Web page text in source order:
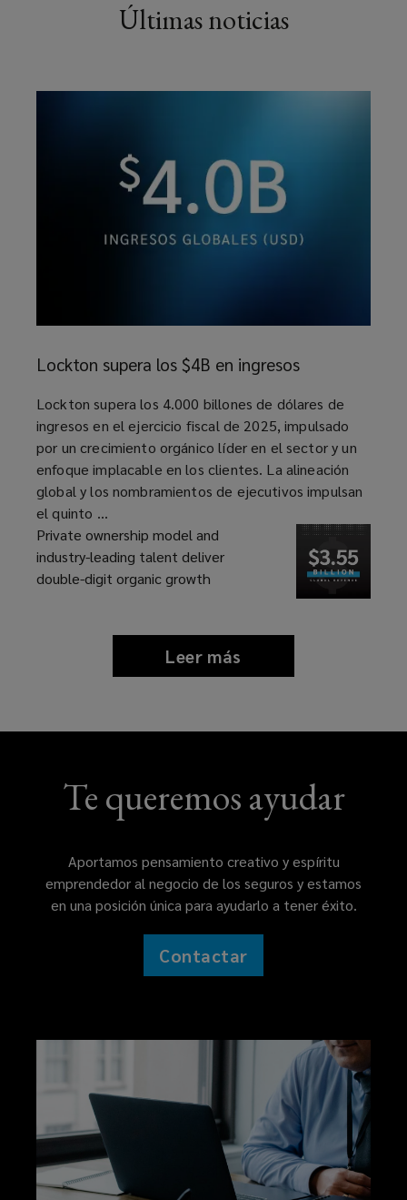
Últimas noticias
supera
$4B
en
ingresos
Lockton supera los $4B en ingresos
article
Lockton supera los 4.000 billones de dólares de
ingresos en el ejercicio fiscal de 2025, impulsado
por un crecimiento orgánico líder en el sector y un
enfoque implacable en los clientes. La alineación
global y los nombramientos de ejecutivos impulsan
el quinto ...
Private ownership model and
industry-leading talent deliver
double-digit organic growth
Leer más
news
and
Te queremos ayudar
Aportamos pensamiento creativo y espíritu
emprendedor al negocio de los seguros y estamos
en una posición única para ayudarlo a tener éxito.
Contactar